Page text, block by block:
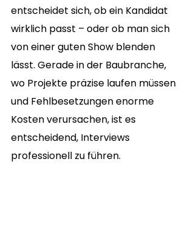
entscheidet sich, ob ein Kandidat
wirklich passt – oder ob man sich
von einer guten Show blenden
lässt. Gerade in der Baubranche,
wo Projekte präzise laufen müssen
und Fehlbesetzungen enorme
Kosten verursachen, ist es
entscheidend, Interviews
professionell zu führen.